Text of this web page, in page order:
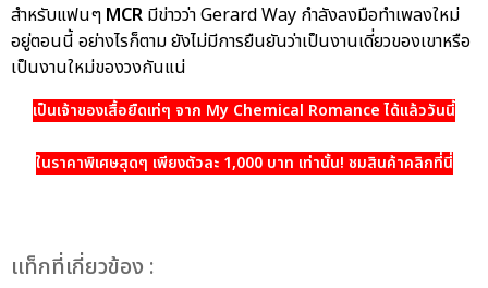
สำหรับแฟนๆ MCR มีข่าวว่า Gerard Way กำลังลงมือทำเพลงใหม่
อยู่ตอนนี้ อย่างไรก็ตาม ยังไม่มีการยืนยันว่าเป็นงานเดี่ยวของเขาหรือ
เป็นงานใหม่ของวงกันแน่
เป็นเจ้าของเสื้อยืดเท่ๆ จาก My Chemical Romance ได้แล้ววันนี้
ในราคาพิเศษสุดๆ เพียงตัวละ 1,000 บาท เท่านั้น! ชมสินค้าคลิกที่นี่
เเท็กที่เกี่ยวข้อง :